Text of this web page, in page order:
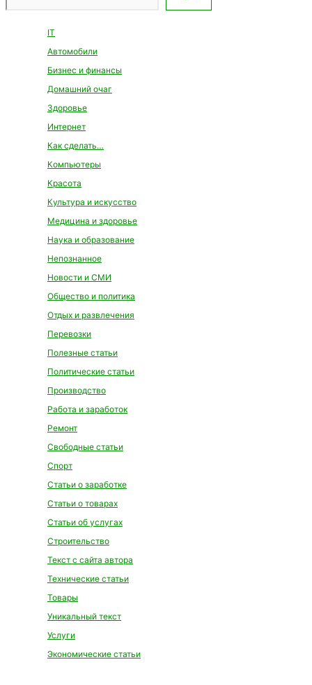
IT
Автомобили
Бизнес и финансы
Домашний очаг
Здоровье
Интернет
Как сделать…
Компьютеры
Красота
Культура и искусство
Медицина и здоровье
Наука и образование
Непознанное
Новости и СМИ
Общество и политика
Отдых и развлечения
Перевозки
Полезные статьи
Политические статьи
Производство
Работа и заработок
Ремонт
Свободные статьи
Спорт
Статьи о заработке
Статьи о товарах
Статьи об услугах
Строительство
Текст с сайта автора
Технические статьи
Товары
Уникальный текст
Услуги
Экономические статьи